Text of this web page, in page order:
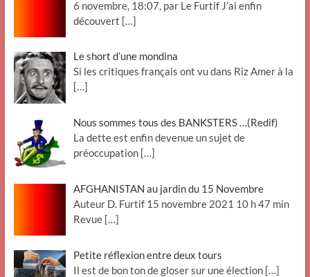
6 novembre, 18:07, par Le Furtif J’ai enfin
découvert […]
Le short d’une mondina
Si les critiques français ont vu dans Riz Amer à la
[…]
Nous sommes tous des BANKSTERS …(Redif)
La dette est enfin devenue un sujet de
préoccupation […]
AFGHANISTAN au jardin du 15 Novembre
Auteur D. Furtif 15 novembre 2021 10 h 47 min
Revue […]
Petite réflexion entre deux tours
Il est de bon ton de gloser sur une élection […]